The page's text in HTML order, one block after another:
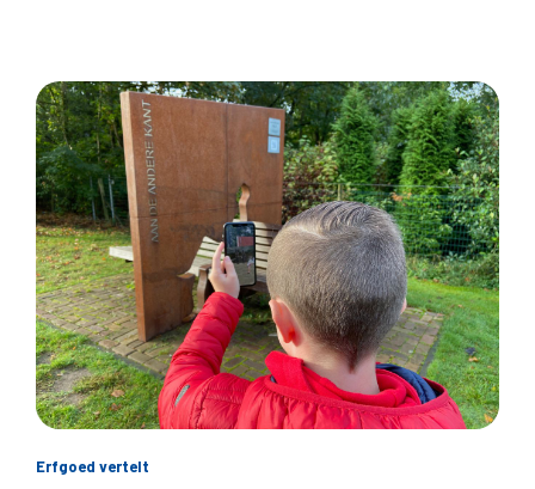
Erfgoed vertelt